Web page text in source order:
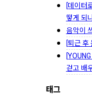
[데이터
떻게 되
음악이
[퇴근
걷고 배
태그